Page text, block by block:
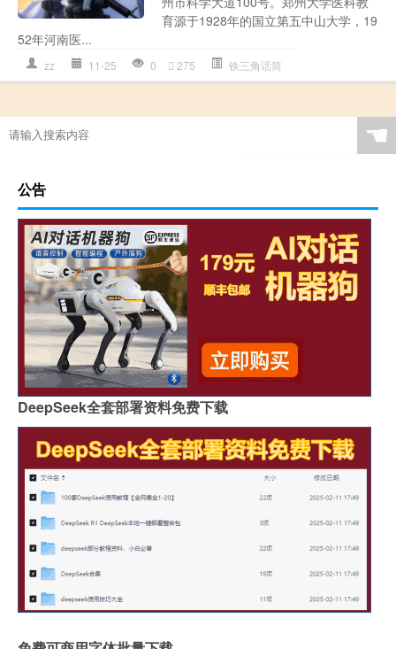
育源于1928年的国立第五中山大学，19
52年河南医...
zz 11-25 0 275 铁三角话筒
☚
公告
DeepSeek全套部署资料免费下载